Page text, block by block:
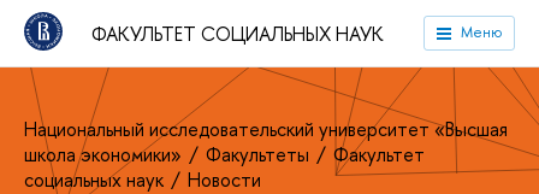
ФАКУЛЬТЕТ СОЦИАЛЬНЫХ НАУК Меню
Национальный исследовательский университет «Высшая
школа экономики»
Факультеты
Факультет
социальных наук
Новости